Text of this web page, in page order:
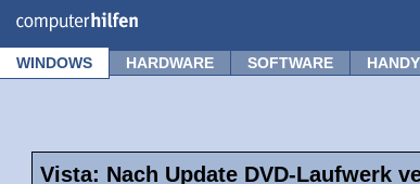
WINDOWS HARDWARE SOFTWARE
Vista: Nach Update DVD-Laufwerk